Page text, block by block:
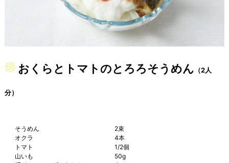
おくらとトマトのとろろそうめん （2人
分）
そうめん
2束
オクラ
4本
トマト
1/2個
山いも
50g